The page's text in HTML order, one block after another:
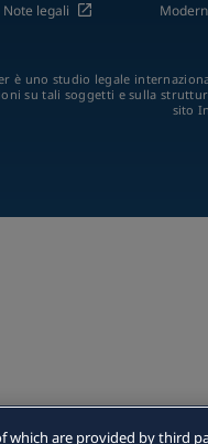
Note legali
è uno studio legale
su tali soggetti e sulla
sito
which are provided by third